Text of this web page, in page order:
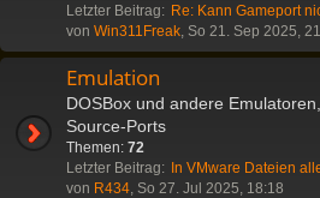
Letzter Beitrag: Re: Kann Gameport
von Win311Freak, So 21. Sep 2025,
Emulation
DOSBox und andere
Source-Ports
Themen: 72
Letzter Beitrag: In VMware Dateien
von R434, So 27. Jul 2025, 18:18